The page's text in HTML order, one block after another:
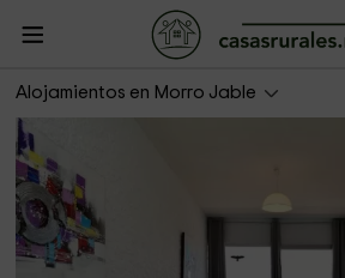
Alojamientos en Morro Jable
Plus Villas Lanzarote- Casa Atlántica 660